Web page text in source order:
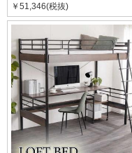
￥51,346(税抜)